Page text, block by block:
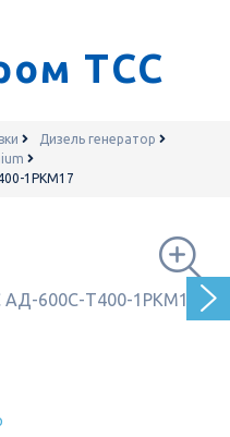
ТСС
Дизель генератор
1РКМ17